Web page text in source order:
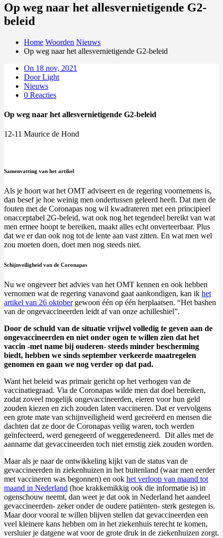
Op weg naar het allesvernietigende G2-
beleid
Home Woorden Nieuws
Op weg naar het allesvernietigende G2-beleid
On 18 nov, 2021
Door Light
Nieuws
0 Reacties
Op weg naar het allesvernietigende G2-beleid
12-11 Maurice de Hond
Samenvatting van het artikel
Als je hoort wat het OMT adviseert en de regering voornemens is,
dan besef je hoe weinig men ondertussen geleerd heeft. Dat men de
fouten met de Coronapas nog wil kwadrateren met een principieel
onacceptabel 2G-beleid, wat ook nog het tegendeel bereikt van wat
men ermee hoopt te bereiken, maakt alles echt onverteerbaar. Plus
dat we er dan ook nog tot de lente aan vast zitten. En wat men wel
zou moeten doen, doet men nog steeds niet.
Schijnveiligheid van de Coronapas
Nu we ongeveer het advies van het OMT kennen en ook hebben
vernomen wat de regering vanavond gaat aankondigen, kan ik het
artikel van 26 oktobergewoon één op één herplaatsen. “Het bashen
van de ongevaccineerden leidt af van onze achilleshiel”.
Door de schuld van de situatie vrijwel volledig te geven aan de
ongevaccineerden en niet onder ogen te willen zien dat het
vaccin -met name bij ouderen- steeds minder bescherming
biedt, hebben we sinds september verkeerde maatregelen
genomen en gaan we nog verder op dat pad.
Want het beleid was primair gericht op het verhogen van de
vaccinatiegraad. Via de Coronapas wilde men dat doel bereiken,
zodat zoveel mogelijk ongevaccineerden, eieren voor hun geld
zouden kiezen en zich zouden laten vaccineren. Dat er vervolgens
een grote mate van schijnveiligheid werd gecreëerd en mensen die
dachten dat ze door de Coronapas veilig waren, toch werden
geïnfecteerd, werd genegeerd of weggeredeneerd. Dit alles met de
aanname dat gevaccineerden toch niet ernstig ziek zouden worden.
Maar als je naar de ontwikkeling kijkt van de status van de
gevaccineerden in ziekenhuizen in het buitenland (waar men eerder
met vaccineren was begonnen) en ook het verloop van maand tot
maand in Nederland (hoe krakkemikkig ook die informatie is) in
ogenschouw neemt, dan weet je dat ook in Nederland het aandeel
gevaccineerden- zeker onder de oudere patiënten- sterk gestegen is.
Maar door vooral te willen blijven stellen dat gevaccineerden een
veel kleinere kans hebben om in het ziekenhuis terecht te komen,
versluier je datgene wat voor de grote druk in de ziekenhuizen zorgt.